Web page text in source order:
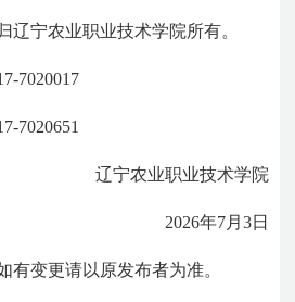
辽宁农业职业技术学院所有。
7020017
7020651
辽宁农业职业技术学院
2026年7月3日
有变更请以原发布者为准。